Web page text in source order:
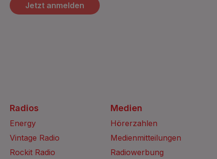
Jetzt anmelden
Radios
Energy
Vintage Radio
Rockit Radio
Medien
Hörerzahlen
Medienmitteilungen
Radiowerbung